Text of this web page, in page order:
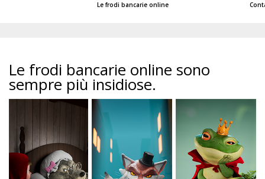
Le frodi bancarie online
Le frodi bancarie online sono
sempre più insidiose.